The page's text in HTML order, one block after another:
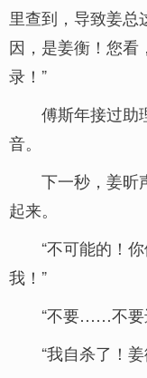
里查到，导致姜总
因，是姜衡！您看
录！”
傅斯年接过助
音。
下一秒，姜昕
起来。
“不可能的！
我！”
“不要……不
“我自杀了！